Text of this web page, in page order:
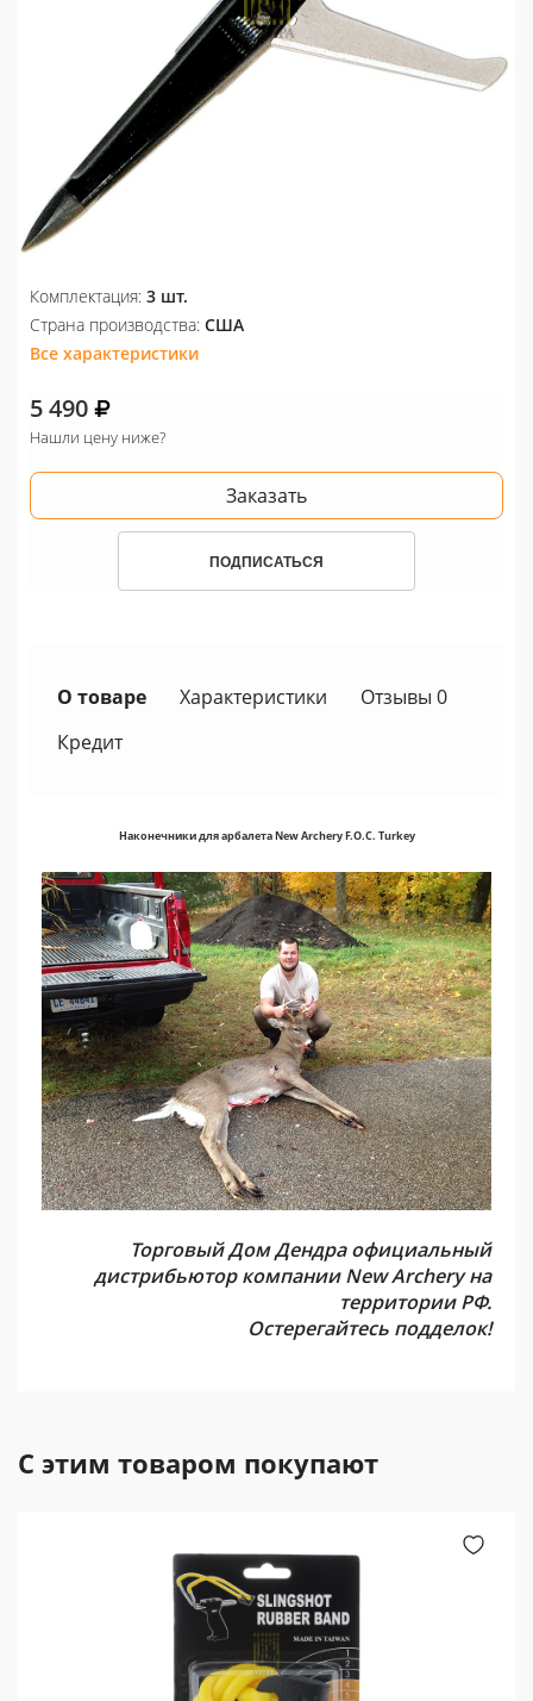
Комплектация: 3 шт.
Страна производства: США
Все характеристики
5 490
Нашли цену ниже?
Заказать
ПОДПИСАТЬСЯ
О товаре Характеристики
Отзывы 0
Кредит
Наконечники для арбалета New Archery F.O.C. Turkey
Торговый Дом Дендра официальный
дистрибьютор компании New Archery на
территории РФ.
Остерегайтесь подделок!
С этим товаром покупают